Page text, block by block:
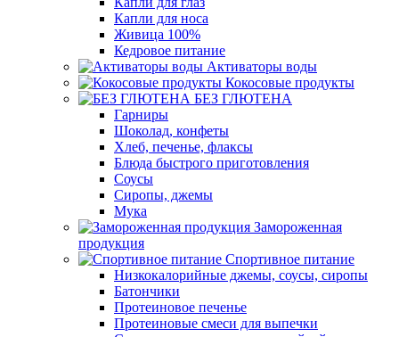
Капли для носа
Живица 100%
Кедровое питание
Активаторы воды
Кокосовые продукты
БЕЗ ГЛЮТЕНА
Гарниры
Шоколад, конфеты
Хлеб, печенье, флаксы
Блюда быстрого приготовления
Соусы
Сиропы, джемы
Мука
Замороженная
продукция
Спортивное питание
Низкокалорийные джемы, соусы, сиропы
Батончики
Протеиновое печенье
Протеиновые смеси для выпечки